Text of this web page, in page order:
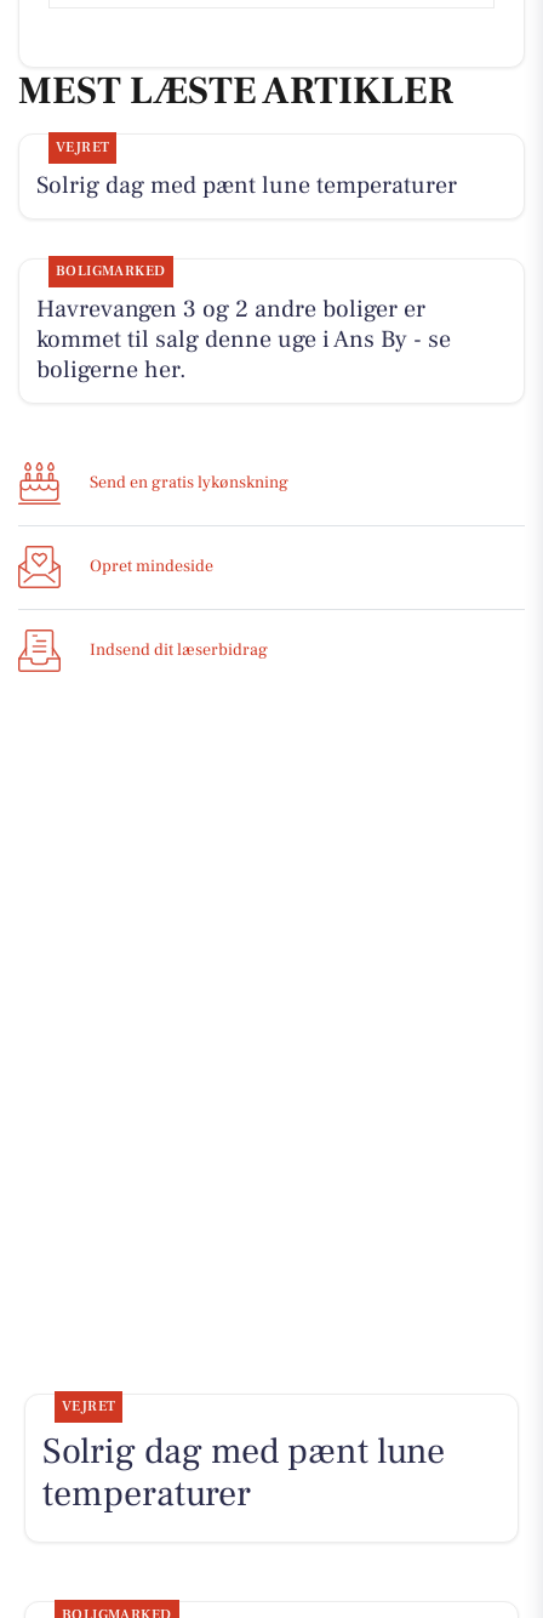
MEST LÆSTE ARTIKLER
VEJRET
Solrig dag med pænt lune temperaturer
BOLIGMARKED
Havrevangen 3 og 2 andre boliger er
kommet til salg denne uge i Ans By - se
boligerne her.
Send en gratis lykønskning
Opret mindeside
Indsend dit læserbidrag
VEJRET
Solrig dag med pænt lune
temperaturer